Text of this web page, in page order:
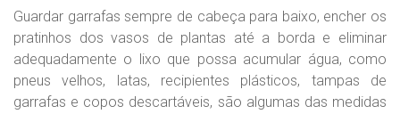
Guardar garrafas sempre de cabeça para baixo, encher os
pratinhos dos vasos de plantas até a borda e eliminar
adequadamente o lixo que possa acumular água, como
pneus velhos, latas, recipientes plásticos, tampas de
garrafas e copos descartáveis, são algumas das medidas